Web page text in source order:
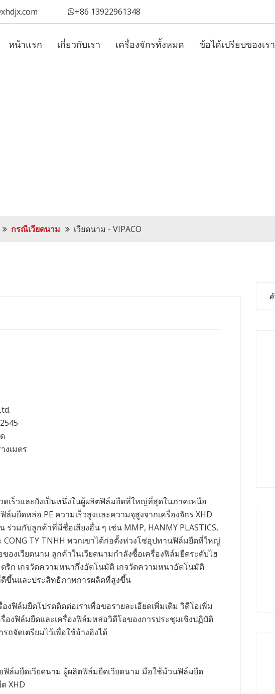
+86 13922961348
หน้าแรก เกี่ยวกับเรา เครื่องจักรทั้งหมด ข้อได้เปรียบของเรา
กรณีเวียดนาม เวียดนาม - VIPACO
งเมตร
ดเร็วและยังเป็นหนึ่งในผู้ผลิตฟิล์มยืดที่ใหญ่ที่สุดในภาคเหนือ
มยืดหล่อ PE ความเร็วสูงและความจุสูงจากเครื่องจักร XHD
วมกับลูกค้าที่มีชื่อเสียงอื่น ๆ เช่น MMP, HANMY PLASTICS,
CONG TY TNHH พวกเขาได้ก่อตั้งห่วงโซ่อุปทานฟิล์มยืดที่ใหญ่
งเวียดนาม ลูกค้าในเวียดนามกําลังซื้อเครื่องฟิล์มยืดระดับไฮ
ริก เกจวัดความหนากึ่งอัตโนมัติ เกจวัดความหนาอัตโนมัติ
ขึ้นและประสิทธิภาพการผลิตที่สูงขึ้น
ฟิล์มยืดโปรดติดต่อเราเพื่อขอรายละเอียดเพิ่มเติม วิดีโอเพิ่ม
องฟิล์มยืดและเครื่องฟิล์มหล่อวิดีโอของการประชุมเชิงปฏิบัติ
ถจัดเตรียมไว้เพื่อใช้อ้างอิงได้
ล์มยืดเวียดนาม ผู้ผลิตฟิล์มยืดเวียดนาม มือใช้ม้วนฟิล์มยืด
XHD